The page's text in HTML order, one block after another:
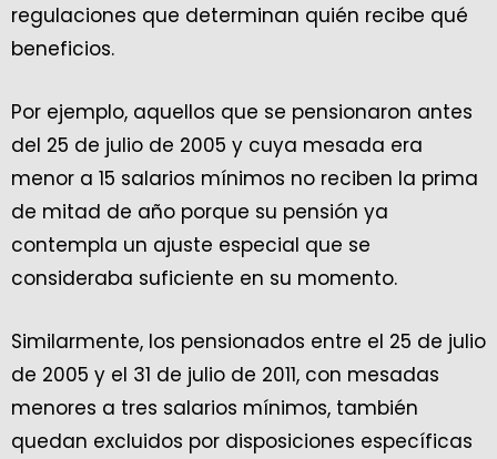
regulaciones que determinan quién recibe qué
beneficios.
Por ejemplo, aquellos que se pensionaron antes
del 25 de julio de 2005 y cuya mesada era
menor a 15 salarios mínimos no reciben la prima
de mitad de año porque su pensión ya
contempla un ajuste especial que se
consideraba suficiente en su momento.
Similarmente, los pensionados entre el 25 de julio
de 2005 y el 31 de julio de 2011, con mesadas
menores a tres salarios mínimos, también
quedan excluidos por disposiciones específicas